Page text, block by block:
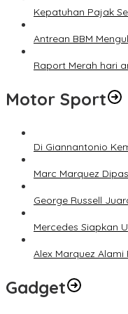
Kepatuhan Pajak
Antrean BBM
Raport Merah hari
Motor Sport
Di Giannantonio
Marc Marquez
George Russell
Mercedes Siapkan
Alex Marquez
Gadget